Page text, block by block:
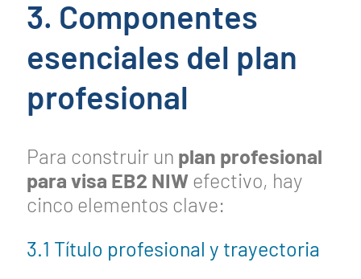
3. Componentes
esenciales del plan
profesional
Para construir un plan profesional
para visa EB2 NIW efectivo, hay
cinco elementos clave:
3.1 Título profesional y trayectoria